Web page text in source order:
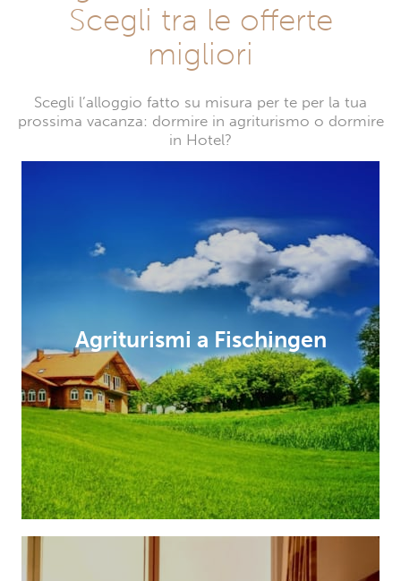
Scegli tra le offerte
migliori
Scegli l’alloggio fatto su misura per te per la tua
prossima vacanza: dormire in agriturismo o dormire
in Hotel?
Agriturismi a Fischingen